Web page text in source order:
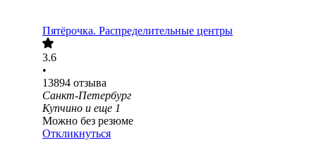
Пятёрочка. Распределительные центры
3.6
•
13894 отзыва
Санкт-Петербург
Купчино и еще 1
Можно без резюме
Откликнуться